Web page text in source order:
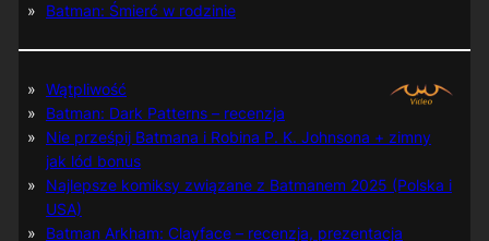
Batman: Śmierć w rodzinie
Wątpliwość
Batman: Dark Patterns – recenzja
Nie prześpij Batmana i Robina P. K. Johnsona + zimny
jak lód bonus
Najlepsze komiksy związane z Batmanem 2025 (Polska i
USA)
Batman Arkham: Clayface – recenzja, prezentacja